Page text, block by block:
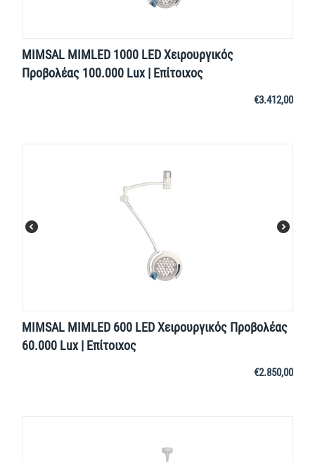
MIMSAL MIMLED 1000 LED Χειρουργικός
Προβολέας 100.000 Lux | Επίτοιχος
€3.412,00
MIMSAL MIMLED 600 LED Χειρουργικός Προβολέας
60.000 Lux | Επίτοιχος
€2.850,00